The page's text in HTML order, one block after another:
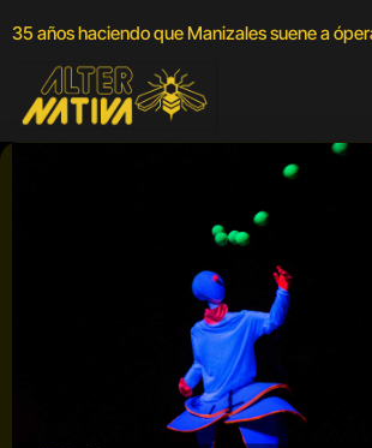
35 años haciendo que Manizales suene a